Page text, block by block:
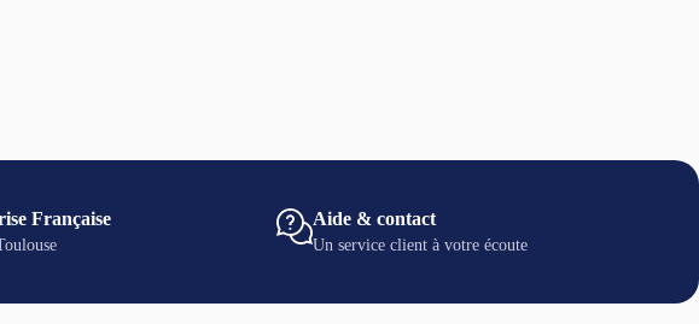
Française Aide & contact
Un service client à votre écoute